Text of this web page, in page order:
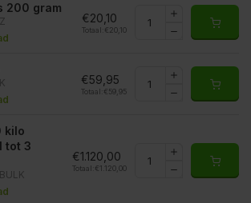
200 gram
€20,10
Totaal: €20,10
€59,95
Totaal: €59,95
kilo
tot 3
€1.120,00
Totaal: €1.120,00